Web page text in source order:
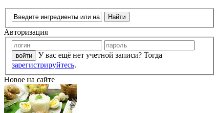
Авторизация
У вас ещё нет учетной записи? Тогда
зарегистрируйтесь.
Новое на сайте